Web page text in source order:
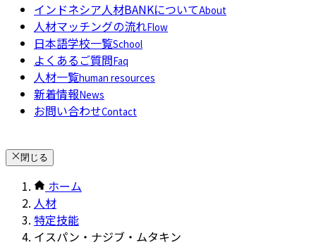
インドネシア人材BANKについてAbout
人材マッチングの流れFlow
日本語学校一覧School
よくあるご質問Faq
人材一覧human resources
新着情報News
お問い合わせContact
閉じる
ホーム
人材
特定技能
イスパン・ナジブ・ムタキン